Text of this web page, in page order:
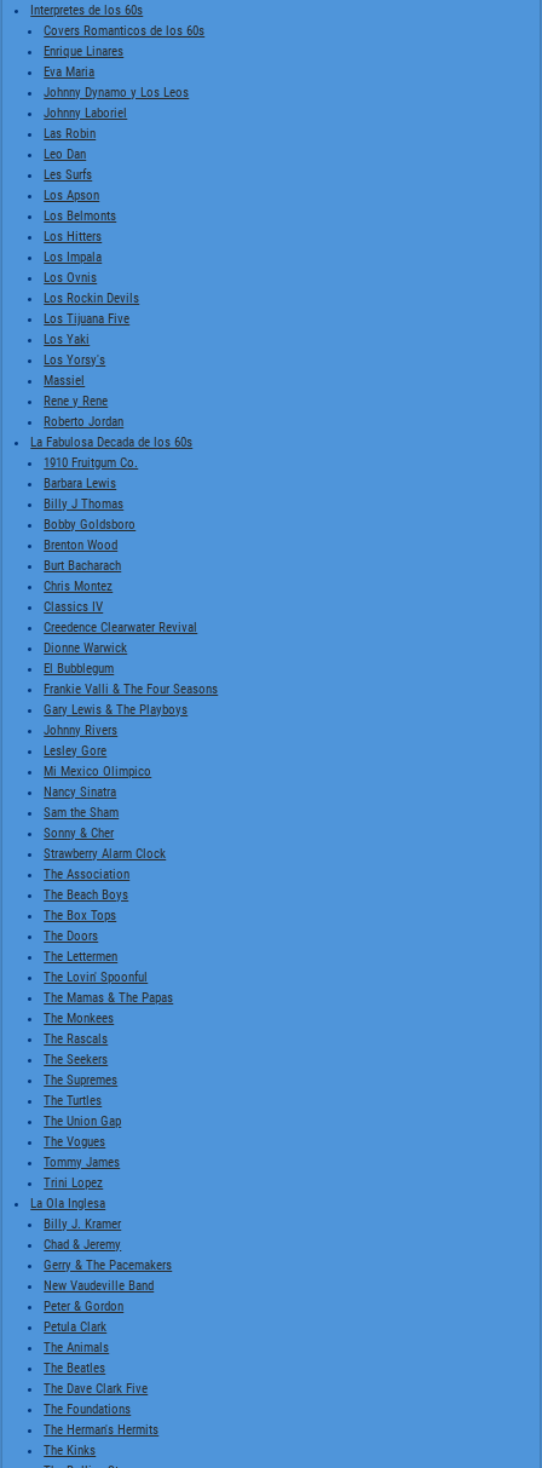
Interpretes de los 60s
Covers Romanticos de los 60s
Enrique Linares
Eva Maria
Johnny Dynamo y Los Leos
Johnny Laboriel
Las Robin
Leo Dan
Les Surfs
Los Apson
Los Belmonts
Los Hitters
Los Impala
Los Ovnis
Los Rockin Devils
Los Tijuana Five
Los Yaki
Los Yorsy's
Massiel
Rene y Rene
Roberto Jordan
La Fabulosa Decada de los 60s
1910 Fruitgum Co.
Barbara Lewis
Billy J Thomas
Bobby Goldsboro
Brenton Wood
Burt Bacharach
Chris Montez
Classics IV
Creedence Clearwater Revival
Dionne Warwick
El Bubblegum
Frankie Valli & The Four Seasons
Gary Lewis & The Playboys
Johnny Rivers
Lesley Gore
Mi Mexico Olimpico
Nancy Sinatra
Sam the Sham
Sonny & Cher
Strawberry Alarm Clock
The Association
The Beach Boys
The Box Tops
The Doors
The Lettermen
The Lovin' Spoonful
The Mamas & The Papas
The Monkees
The Rascals
The Seekers
The Supremes
The Turtles
The Union Gap
The Vogues
Tommy James
Trini Lopez
La Ola Inglesa
Billy J. Kramer
Chad & Jeremy
Gerry & The Pacemakers
New Vaudeville Band
Peter & Gordon
Petula Clark
The Animals
The Beatles
The Dave Clark Five
The Foundations
The Herman's Hermits
The Kinks